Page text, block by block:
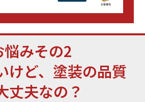
悩みその2
けど、塗装の品質
丈夫なの？